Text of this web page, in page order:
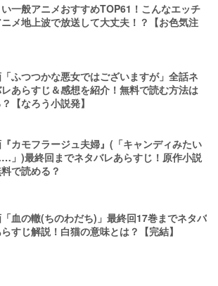
一般アニメおすすめTOP61！こんなエッチ
メ地上波で放送して大丈夫！？【お色気注
ふつつかな悪女ではございますが」全話ネ
あらすじ＆感想を紹介！無料で読む方法は
【なろう小説発】
カモフラージュ夫婦』(「キャンディみたい
」)最終回までネタバレあらすじ！原作小説
で読める？
血の轍(ちのわだち)」最終回17巻までネタバ
すじ解説！白猫の意味とは？【完結】